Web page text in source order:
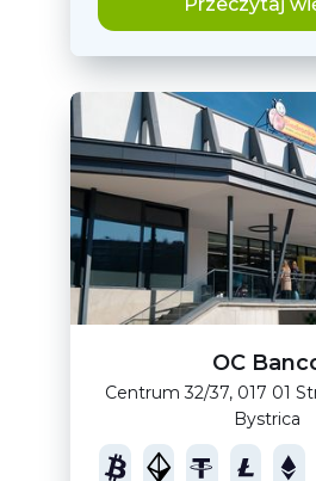
OC
Centrum 32/37, 017 01
Bystrica